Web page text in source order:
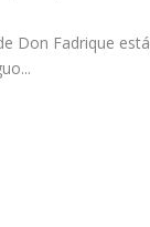
Don Fadrique está